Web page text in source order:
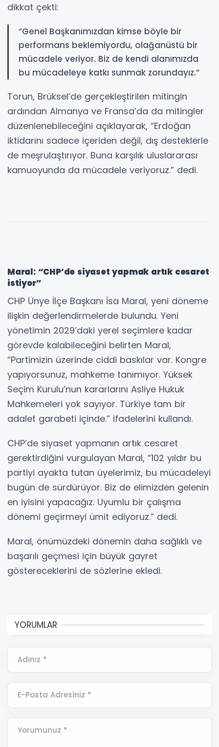
dikkat çekti:
“Genel Başkanımızdan kimse böyle bir
performans beklemiyordu, olağanüstü bir
mücadele veriyor. Biz de kendi alanımızda
bu mücadeleye katkı sunmak zorundayız.”
Torun, Brüksel’de gerçekleştirilen mitingin
ardından Almanya ve Fransa’da da mitingler
düzenlenebileceğini açıklayarak, “Erdoğan
iktidarını sadece içeriden değil, dış desteklerle
de meşrulaştırıyor. Buna karşılık uluslararası
kamuoyunda da mücadele veriyoruz.” dedi.
Maral: “CHP’de siyaset yapmak artık cesaret
istiyor”
CHP Ünye İlçe Başkanı İsa Maral, yeni döneme
ilişkin değerlendirmelerde bulundu. Yeni
yönetimin 2029’daki yerel seçimlere kadar
görevde kalabileceğini belirten Maral,
“Partimizin üzerinde ciddi baskılar var. Kongre
yapıyorsunuz, mahkeme tanımıyor. Yüksek
Seçim Kurulu’nun kararlarını Asliye Hukuk
Mahkemeleri yok sayıyor. Türkiye tam bir
adalet garabeti içinde.” ifadelerini kullandı.
CHP’de siyaset yapmanın artık cesaret
gerektirdiğini vurgulayan Maral, “102 yıldır bu
partiyi ayakta tutan üyelerimiz, bu mücadeleyi
bugün de sürdürüyor. Biz de elimizden gelenin
en iyisini yapacağız. Uyumlu bir çalışma
dönemi geçirmeyi ümit ediyoruz.” dedi.
Maral, önümüzdeki dönemin daha sağlıklı ve
başarılı geçmesi için büyük gayret
göstereceklerini de sözlerine ekledi.
YORUMLAR
Adınız *
E-Posta Adresiniz *
Yorumunuz *